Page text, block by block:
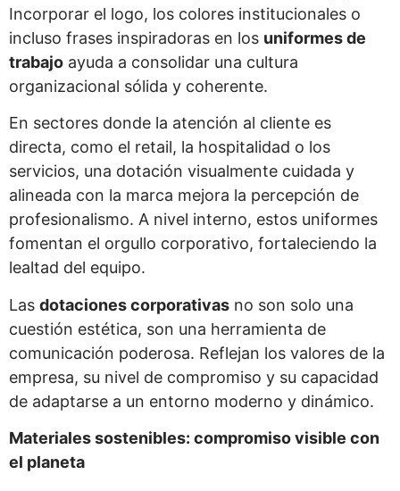
Incorporar el logo, los colores institucionales o
incluso frases inspiradoras en los uniformes de
trabajo ayuda a consolidar una cultura
organizacional sólida y coherente.
En sectores donde la atención al cliente es
directa, como el retail, la hospitalidad o los
servicios, una dotación visualmente cuidada y
alineada con la marca mejora la percepción de
profesionalismo. A nivel interno, estos uniformes
fomentan el orgullo corporativo, fortaleciendo la
lealtad del equipo.
Las dotaciones corporativas no son solo una
cuestión estética, son una herramienta de
comunicación poderosa. Reflejan los valores de la
empresa, su nivel de compromiso y su capacidad
de adaptarse a un entorno moderno y dinámico.
Materiales sostenibles: compromiso visible con
el planeta